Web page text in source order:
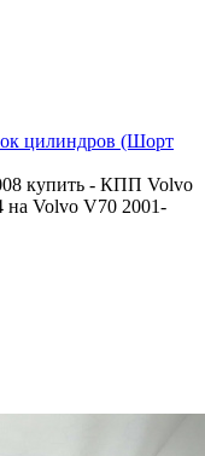
цилиндров (Шорт
купить - КПП Volvo
на Volvo V70 2001-